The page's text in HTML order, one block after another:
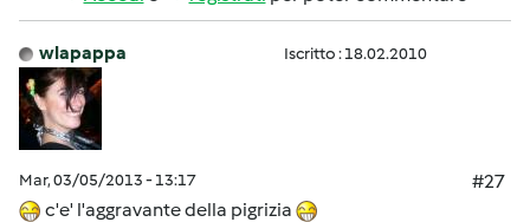
wlapappa Iscritto : 18.02.2010
Mar, 03/05/2013 - 13:17
#27
c'e' l'aggravante della pigrizia